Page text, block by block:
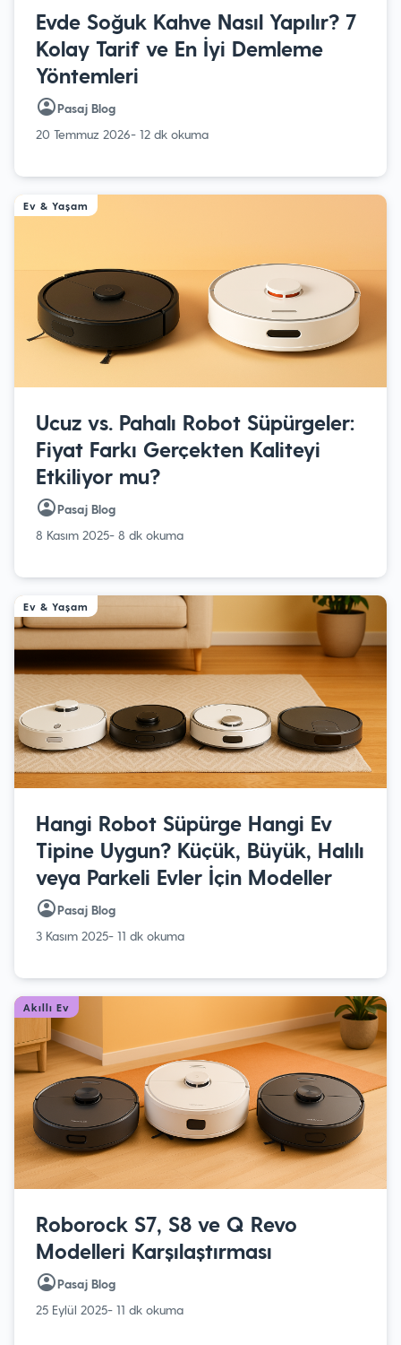
Evde Soğuk Kahve Nasıl Yapılır? 7
Kolay Tarif ve En İyi Demleme
Yöntemleri
Pasaj Blog
20 Temmuz 2026- 12 dk okuma
Ev & Yaşam
Ucuz vs. Pahalı Robot Süpürgeler:
Fiyat Farkı Gerçekten Kaliteyi
Etkiliyor mu?
Pasaj Blog
8 Kasım 2025- 8 dk okuma
Ev & Yaşam
Hangi Robot Süpürge Hangi Ev
Tipine Uygun? Küçük, Büyük, Halılı
veya Parkeli Evler İçin Modeller
Pasaj Blog
3 Kasım 2025- 11 dk okuma
Akıllı Ev
Roborock S7, S8 ve Q Revo
Modelleri Karşılaştırması
Pasaj Blog
25 Eylül 2025- 11 dk okuma